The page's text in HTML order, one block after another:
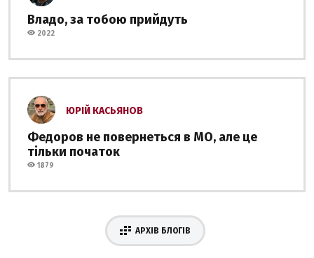
Владо, за тобою прийдуть
2022
ЮРІЙ КАСЬЯНОВ
Федоров не повернеться в МО, але це
тільки початок
1879
АРХІВ БЛОГІВ